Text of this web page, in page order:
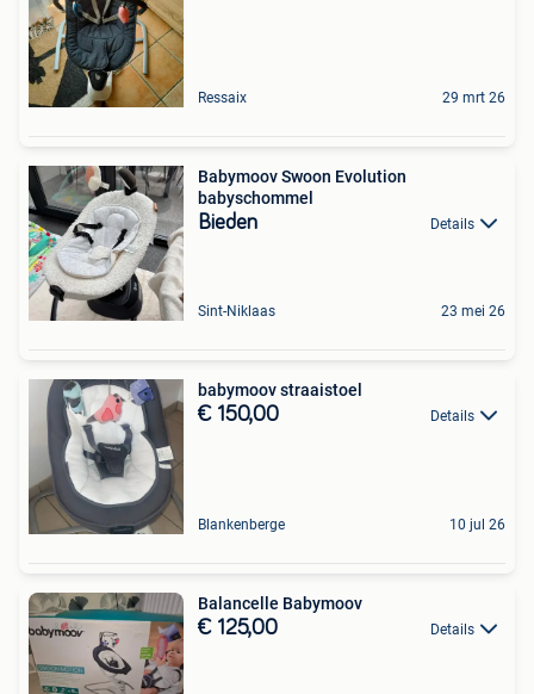
Ressaix 29 mrt 26
Babymoov Swoon Evolution
babyschommel
Bieden Details
Sint-Niklaas 23 mei 26
babymoov straaistoel
€ 150,00 Details
Blankenberge 10 jul 26
Balancelle Babymoov
€ 125,00 Details